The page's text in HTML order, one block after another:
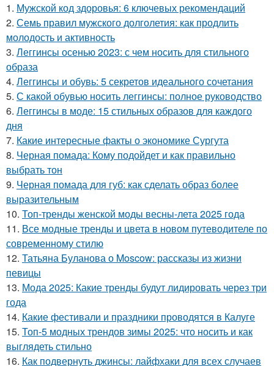
1. Мужской код здоровья: 6 ключевых рекомендаций
2. Семь правил мужского долголетия: как продлить
молодость и активность
3. Леггинсы осенью 2023: с чем носить для стильного
образа
4. Леггинсы и обувь: 5 секретов идеального сочетания
5. С какой обувью носить леггинсы: полное руководство
6. Леггинсы в моде: 15 стильных образов для каждого
дня
7. Какие интересные факты о экономике Сургута
8. Черная помада: Кому подойдет и как правильно
выбрать тон
9. Черная помада для губ: как сделать образ более
выразительным
10. Топ-тренды женской моды весны-лета 2025 года
11. Все модные тренды и цвета в новом путеводителе по
современному стилю
12. Татьяна Буланова о Moscow: рассказы из жизни
певицы
13. Мода 2025: Какие тренды будут лидировать через три
года
14. Какие фестивали и праздники проводятся в Калуге
15. Топ-5 модных трендов зимы 2025: что носить и как
выглядеть стильно
16. Как подвернуть джинсы: лайфхаки для всех случаев